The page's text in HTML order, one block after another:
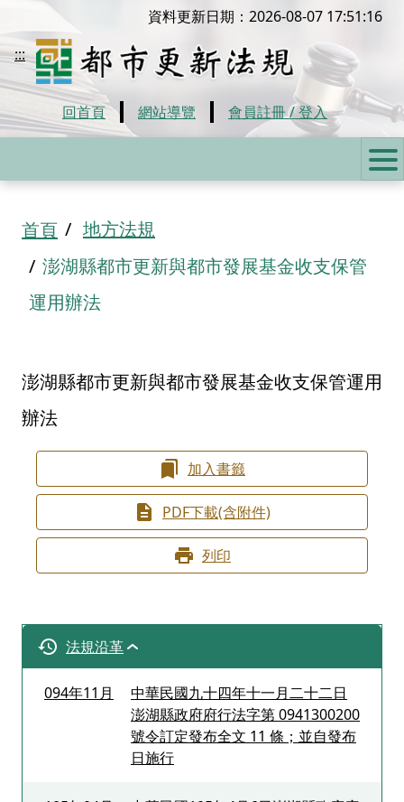
移到主要內容
:::
都市更新法規
資料更新日期：2026-08-07 17:51:16
回首頁 網站導覽 會員註冊 / 登入
首頁
地方法規
澎湖縣都市更新與都市發展基金收支保管
運用辦法
澎湖縣都市更新與都市發展基金收支保管運用
辦法
加入書籤
PDF下載(含附件)
列印
法規沿革
094年11月
中華民國九十四年十一月二十二日
澎湖縣政府府行法字第 0941300200
號令訂定發布全文 11 條；並自發布
日施行